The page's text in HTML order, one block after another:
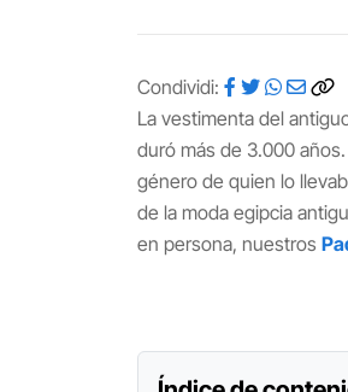
Condividi:
La vestimenta del
duró más de 3.000
género de quien lo
de la moda egipcia
en persona, nuestros